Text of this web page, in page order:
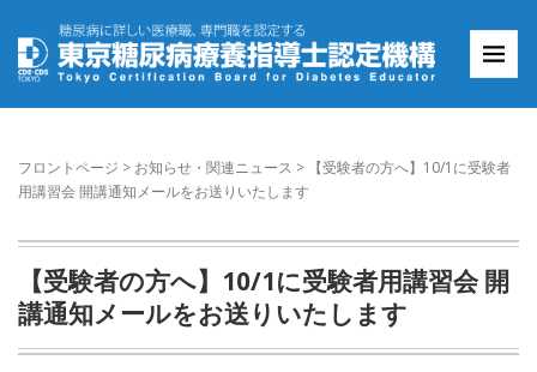
フロントページ > お知らせ・関連ニュース > 【受験者の方へ】10/1に受験者
用講習会 開講通知メールをお送りいたします
【受験者の方へ】10/1に受験者用講習会 開
講通知メールをお送りいたします